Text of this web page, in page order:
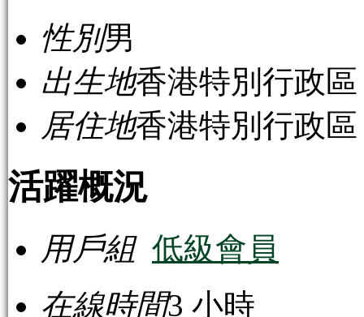
性別男
出生地香港特別行政
居住地香港特別行政
活躍概況
用戶組 低級會員
在線時間3 小時